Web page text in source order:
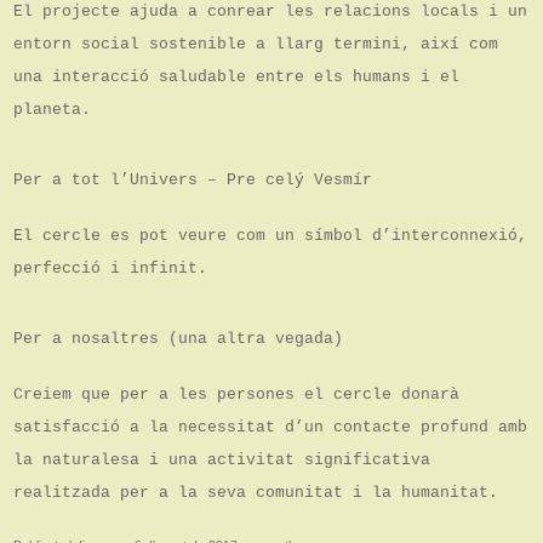
El projecte ajuda a conrear les relacions locals i un
entorn social sostenible a llarg termini, així com
una interacció saludable entre els humans i el
planeta.
Per a tot l’Univers – Pre celý Vesmír
El cercle es pot veure com un símbol d’interconnexió,
perfecció i infinit.
Per a nosaltres (una altra vegada)
Creiem que per a les persones el cercle donarà
satisfacció a la necessitat d’un contacte profund amb
la naturalesa i una activitat significativa
realitzada per a la seva comunitat i la humanitat.